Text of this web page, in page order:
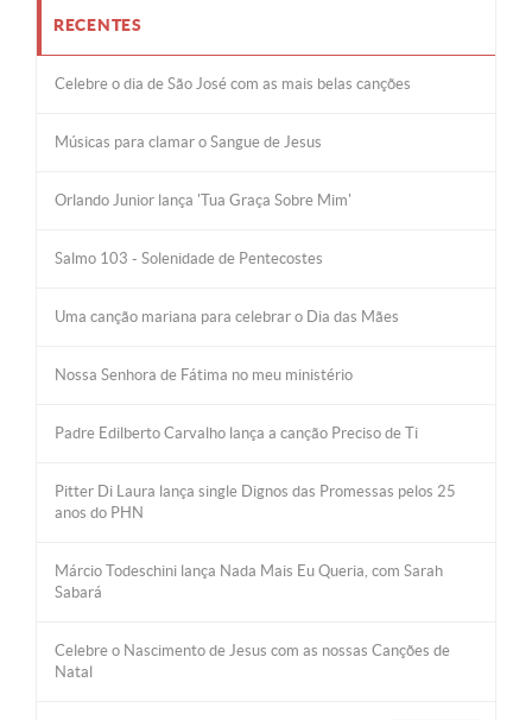
RECENTES
Celebre o dia de São José com as mais belas canções
Músicas para clamar o Sangue de Jesus
Orlando Junior lança 'Tua Graça Sobre Mim'
Salmo 103 - Solenidade de Pentecostes
Uma canção mariana para celebrar o Dia das Mães
Nossa Senhora de Fátima no meu ministério
Padre Edilberto Carvalho lança a canção Preciso de Ti
Pitter Di Laura lança single Dignos das Promessas pelos 25
anos do PHN
Márcio Todeschini lança Nada Mais Eu Queria, com Sarah
Sabará
Celebre o Nascimento de Jesus com as nossas Canções de
Natal